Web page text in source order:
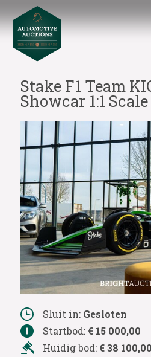
Stake F1 Team
Showcar 1:1 Scale
Sluit in: Gesloten
Startbod: € 15 000,00
Huidig bod: € 38 100,00